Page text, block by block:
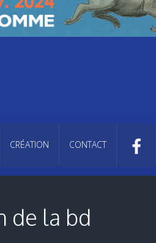
CRÉATION CONTACT
de la bd